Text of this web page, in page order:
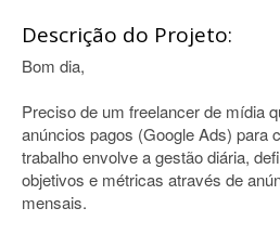
Descrição do Projeto:
Bom dia,
Preciso de um freelancer de mídia
anúncios pagos (Google Ads) para
trabalho envolve a gestão diária,
objetivos e métricas através de
mensais.